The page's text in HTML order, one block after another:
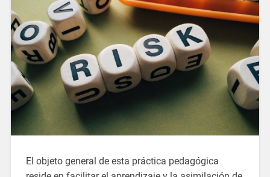
El objeto general de esta práctica pedagógica